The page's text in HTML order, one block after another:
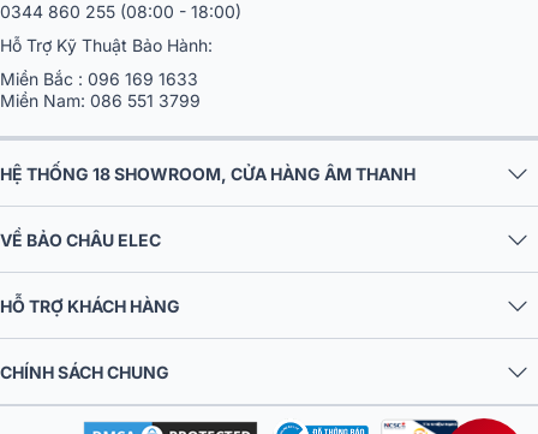
0344 860 255 (08:00 - 18:00)
Hỗ Trợ Kỹ Thuật Bảo Hành:
Miền Bắc : 096 169 1633
Miền Nam: 086 551 3799
HỆ THỐNG 18 SHOWROOM, CỬA HÀNG ÂM THANH
VỀ BẢO CHÂU ELEC
HỖ TRỢ KHÁCH HÀNG
CHÍNH SÁCH CHUNG